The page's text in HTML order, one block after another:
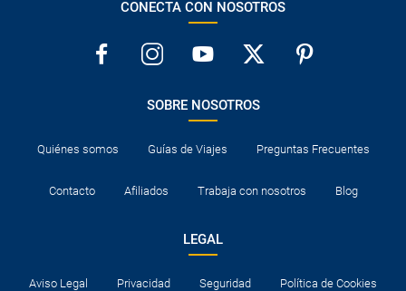
CONECTA CON NOSOTROS
SOBRE NOSOTROS
Quiénes somos Guías de Viajes Preguntas Frecuentes
Contacto Afiliados Trabaja con nosotros Blog
LEGAL
Aviso Legal Privacidad Seguridad Política de Cookies